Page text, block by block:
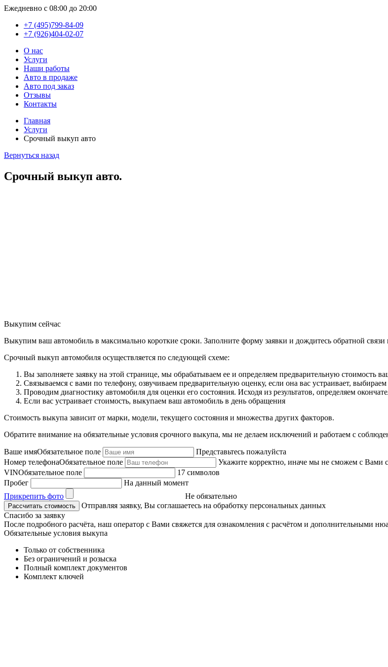
Ежедневно с 08:00 до 20:00
+7 (495)799-84-09
+7 (926)404-02-07
О нас
Услуги
Наши работы
Авто в продаже
Авто под заказ
Отзывы
Контакты
Главная
Услуги
Срочный выкуп авто
Вернуться назад
Срочный выкуп авто.
Выкупим сейчас
Выкупим ваш автомобиль в максимально короткие сроки. Заполните форму заявки и дождитесь обратной связи
Срочный выкуп автомобиля осуществляется по следующей схеме:
Вы заполняете заявку на этой странице, мы обрабатываем ее и определяем предварительную стоимость
Связываемся с вами по телефону, озвучиваем предварительную оценку, если она вас устраивает,
Проводим диагностику автомобиля для оценки его состояния. Исходя из результатов, определяем
Если вас устраивает стоимость, выкупаем ваш автомобиль в день обращения
Стоимость выкупа зависит от марки, модели, текущего состояния и множества других факторов.
Обратите внимание на обязательные условия срочного выкупа, мы не делаем исключений и работаем с
Ваше имяОбязательное поле
Представьтесь пожалуйста
Номер телефонаОбязательное поле
Укажите корректно, иначе мы не сможем с Вами
VINОбязательное поле
17 символов
Пробег
На данный момент
Прикрепить фото
Не обязательно
Отправляя заявку, Вы соглашаетесь на обработку персональных данных
Спасибо за заявку
После подробного расчёта, наш оператор с Вами свяжется для ознакомления с расчётом и дополнительными
Обязательные условия выкупа
Только от собственника
Без ограничений и розыска
Полный комплект документов
Комплект ключей